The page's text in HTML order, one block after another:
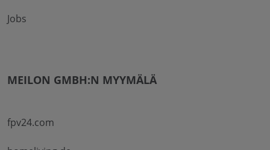
Jobs
MEILON GMBH:N MYYMÄLÄ
fpv24.com